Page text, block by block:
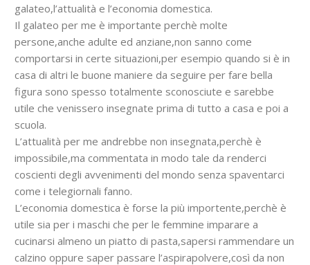
galateo,l’attualità e l’economia domestica.
Il galateo per me è importante perchè molte
persone,anche adulte ed anziane,non sanno come
comportarsi in certe situazioni,per esempio quando si è in
casa di altri le buone maniere da seguire per fare bella
figura sono spesso totalmente sconosciute e sarebbe
utile che venissero insegnate prima di tutto a casa e poi a
scuola.
L’attualità per me andrebbe non insegnata,perchè è
impossibile,ma commentata in modo tale da renderci
coscienti degli avvenimenti del mondo senza spaventarci
come i telegiornali fanno.
L’economia domestica è forse la più importente,perchè è
utile sia per i maschi che per le femmine imparare a
cucinarsi almeno un piatto di pasta,sapersi rammendare un
calzino oppure saper passare l’aspirapolvere,così da non